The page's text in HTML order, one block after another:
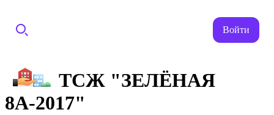
Войти
ТСЖ "ЗЕЛЁНАЯ
8А-2017"